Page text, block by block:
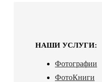
НАШИ УСЛУГИ:
Фотографии
ФотоКниги